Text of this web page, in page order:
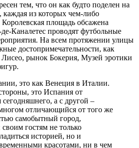
тем, что он как будто поделен на
каждая из которых чем-либо
площадь обсажена
Каналетес проводят футбольные
На всем протяжении улицы
достопримечательности, как
Лисео, рынок Бокерия, Музей эротики
это Испания от
сегодняшнего, а с другой –
отличающийся от того же
самобытный город,
гостям не только
историей, но и
красотами, ни в чем